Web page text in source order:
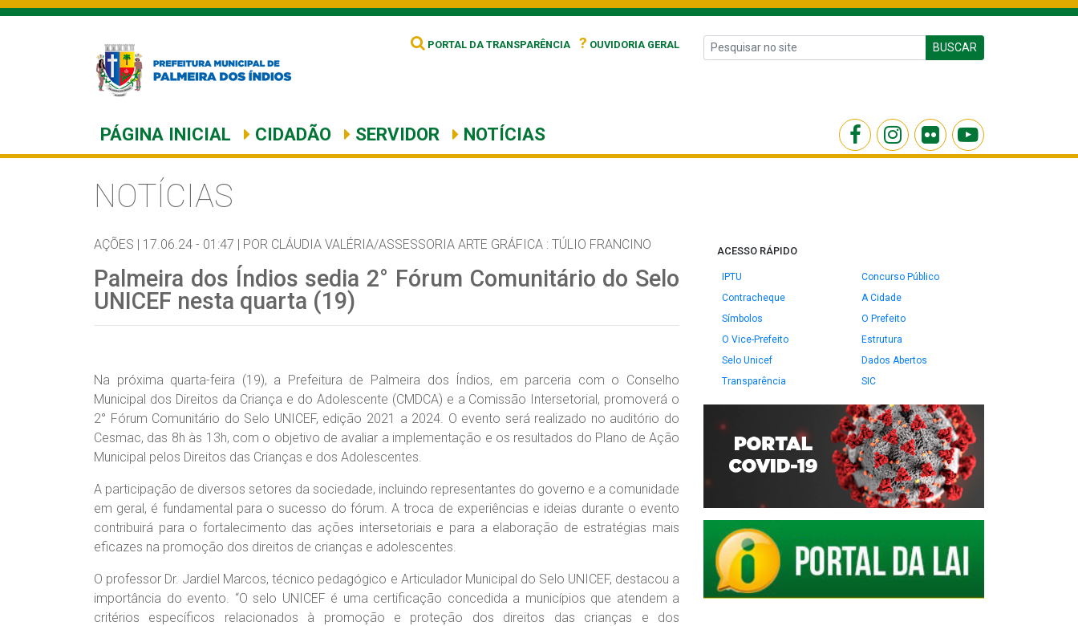
PORTAL DA TRANSPARÊNCIA ? OUVIDORIA GERAL BUSCAR
PÁGINA INICIAL CIDADÃO SERVIDOR NOTÍCIAS
NOTÍCIAS
AÇÕES | 17.06.24 - 01:47 | POR CLÁUDIA VALÉRIA/ASSESSORIA ARTE GRÁFICA : TÚLIO FRANCINO
Palmeira dos Índios sedia 2° Fórum Comunitário do Selo
UNICEF nesta quarta (19)
Na próxima quarta-feira (19), a Prefeitura de Palmeira dos Índios, em parceria com o Conselho
Municipal dos Direitos da Criança e do Adolescente (CMDCA) e a Comissão Intersetorial, promoverá o
2° Fórum Comunitário do Selo UNICEF, edição 2021 a 2024. O evento será realizado no auditório do
Cesmac, das 8h às 13h, com o objetivo de avaliar a implementação e os resultados do Plano de Ação
Municipal pelos Direitos das Crianças e dos Adolescentes.
A participação de diversos setores da sociedade, incluindo representantes do governo e a comunidade
em geral, é fundamental para o sucesso do fórum. A troca de experiências e ideias durante o evento
contribuirá para o fortalecimento das ações intersetoriais e para a elaboração de estratégias mais
eficazes na promoção dos direitos de crianças e adolescentes.
O professor Dr. Jardiel Marcos, técnico pedagógico e Articulador Municipal do Selo UNICEF, destacou a
importância do evento. “O selo UNICEF é uma certificação concedida a municípios que atendem a
critérios específicos relacionados à promoção e proteção dos direitos das crianças e dos
ACESSO RÁPIDO
IPTU
Concurso Público
Contracheque
A Cidade
Símbolos
O Prefeito
O Vice-Prefeito
Estrutura
Selo Unicef
Dados Abertos
Transparência
SIC